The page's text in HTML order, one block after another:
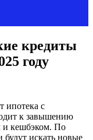
кредиты
году
ипотека с
к завышению
и кешбэком. По
искать новые